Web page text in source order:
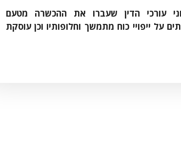
עורכי הדין שעברו את ההכשרה מטעם
על ייפויי כוח מתמשך וחלופותיו וכן עוסקת